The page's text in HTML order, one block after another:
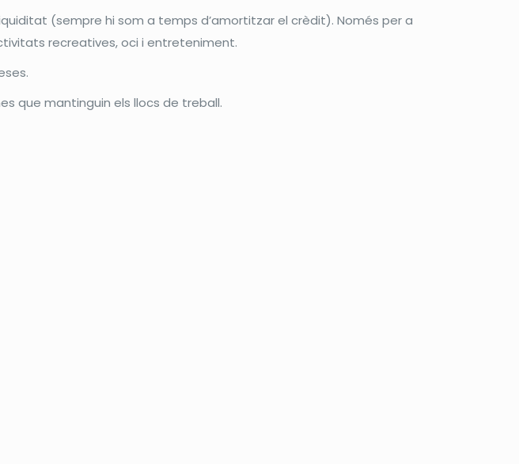
(sempre hi som a temps d’amortitzar el crèdit). Només per a
recreatives, oci i entreteniment.
que mantinguin els llocs de treball.